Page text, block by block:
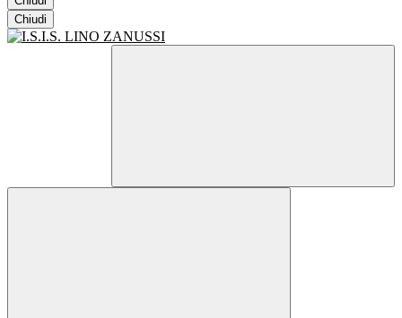
Chiudi